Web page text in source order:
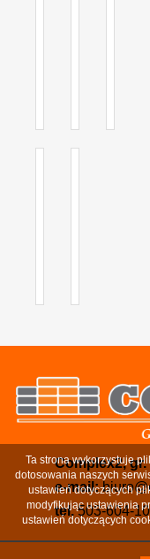
Complex2,
e-mail:
tel.503-604-
Ta strona wykorzystuje
dotosowania naszych
ustawień dotyczących
modyfikując ustawienia
ustawień dotyczących